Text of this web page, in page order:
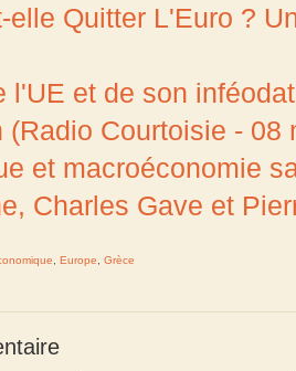
elle Quitter L'Euro ?
l'UE et de son
(Radio Courtoisie - 08
et macroéconomie
Charles Gave et
Europe Grèce